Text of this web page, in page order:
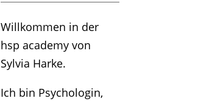
Willkommen in der
hsp academy von
Sylvia Harke.
Ich bin Psychologin,